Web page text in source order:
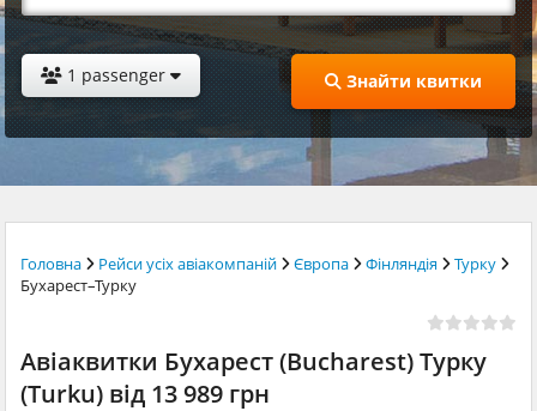
1 passenger Знайти квитки
Головна Рейси усіх авіакомпаній Європа Фінляндія
Турку
Бухарест–Турку
Авіаквитки Бухарест (Bucharest) Турку
(Turku) від 13 989 грн